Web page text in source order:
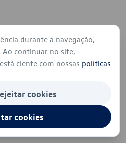
durante a navegação,
Ao continuar no site,
ciente com nossas políticas
cookies
cookies